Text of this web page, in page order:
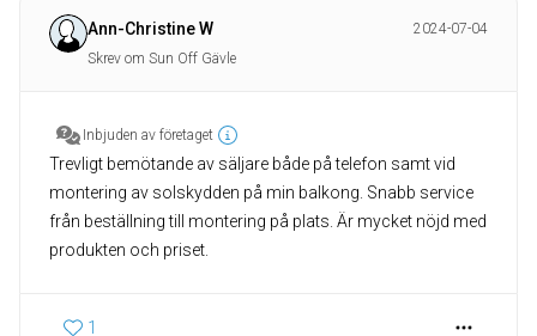
Ann-Christine W
2024-07-04
Skrev om Sun Off Gävle
Inbjuden av företaget
Trevligt bemötande av säljare både på telefon samt vid
montering av solskydden på min balkong. Snabb service
från beställning till montering på plats. Är mycket nöjd med
produkten och priset.
1